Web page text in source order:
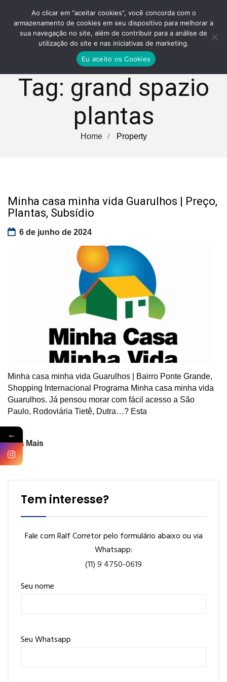
Tag: grand spazio
plantas
Home Property
Minha casa minha vida Guarulhos | Preço,
Plantas, Subsídio
6 de junho de 2024
Minha casa minha vida Guarulhos | Bairro Ponte Grande,
Shopping Internacional Programa Minha casa minha vida
Guarulhos. Já pensou morar com fácil acesso a São
Paulo, Rodoviária Tietê, Dutra…? Esta
Veja Mais
Tem interesse?
Fale com Ralf Corretor pelo formulário abaixo ou via
Whatsapp:
(11) 9 4750-0619
Seu nome
Seu Whatsapp
←
Ao clicar em “aceitar cookies”, você concorda com o
armazenamento de cookies em seu dispositivo para melhorar a
sua navegação no site, além de contribuir para a análise de
utilização do site e nas iniciativas de marketing.
Eu aceito os Cookies